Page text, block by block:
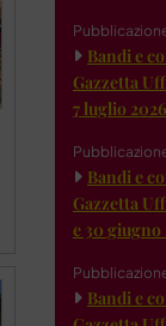
Bandi e
Gazzetta
7 luglio 2026
Bandi e
Gazzetta
e 30 giugno
Bandi e